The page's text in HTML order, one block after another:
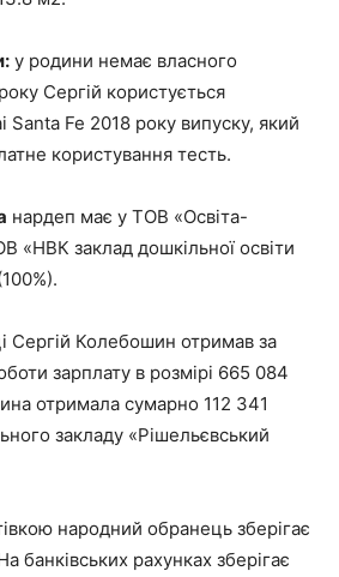
у родини немає власного
Сергій користується
Fe 2018 року випуску, який
користування тесть.
нардеп має у ТОВ «Освіта-
«НВК заклад дошкільної освіти
Сергій Колебошин отримав за
зарплату в розмірі 665 084
отримала сумарно 112 341
закладу «Рішельєвський
народний обранець зберігає
банківських рахунках зберігає